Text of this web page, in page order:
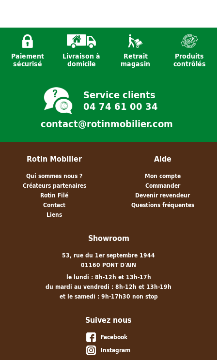
Cabas visage
fille
Panier Edouard
Petit Modèle
Pochette en
rabane coloré
Paiement
sécurisé
Livraison à
domicile
Retrait
magasin
Produits
contrôlés
Service clients
04 74 61 00 34
contact@rotinmobilier.com
Rotin Mobilier
Qui sommes nous ?
Créateurs partenaires
Rotin Filé
Contact
Liens
Aide
Mon compte
Commander
Devenir revendeur
Questions fréquentes
Showroom
53, rue du 1er septembre 1944
01160 PONT D'AIN
le lundi : 8h-12h et 13h-17h
du mardi au vendredi : 8h-12h et 13h-19h
et le samedi : 9h-17h30 non stop
Suivez nous
Facebook
Instagram